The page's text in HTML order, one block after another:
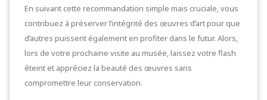
En suivant cette recommandation simple mais cruciale, vous
contribuez à préserver l’intégrité des œuvres d’art pour que
d’autres puissent également en profiter dans le futur. Alors,
lors de votre prochaine visite au musée, laissez votre flash
éteint et appréciez la beauté des œuvres sans
compromettre leur conservation.